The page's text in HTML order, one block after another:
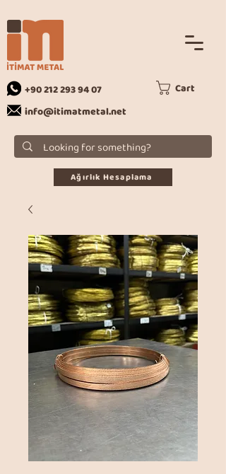
Cart
+90 212 293 94 07
info@itimatmetal.net
Ağırlık Hesaplama